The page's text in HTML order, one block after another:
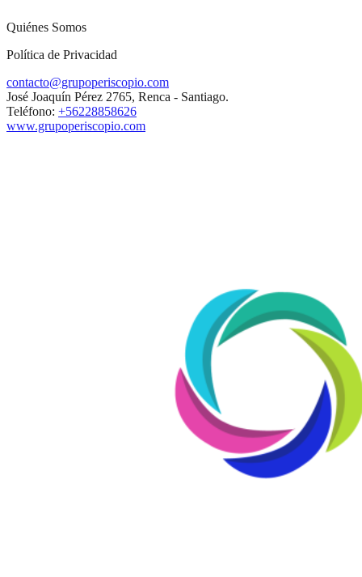
Quiénes Somos
Política de Privacidad
contacto@grupoperiscopio.com
José Joaquín Pérez 2765, Renca - Santiago.
Teléfono: +56228858626
www.grupoperiscopio.com